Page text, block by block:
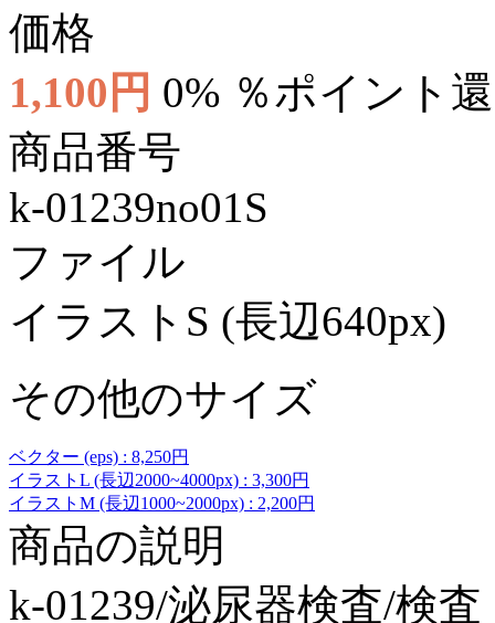
価格
1,100円 0% ％ポイント
商品番号
k-01239no01S
ファイル
イラストS (長辺640px)
その他のサイズ
ベクター (eps) : 8,250円
イラストL (長辺2000~4000px) : 3,300円
イラストM (長辺1000~2000px) : 2,200円
商品の説明
k-01239/泌尿器検査/検